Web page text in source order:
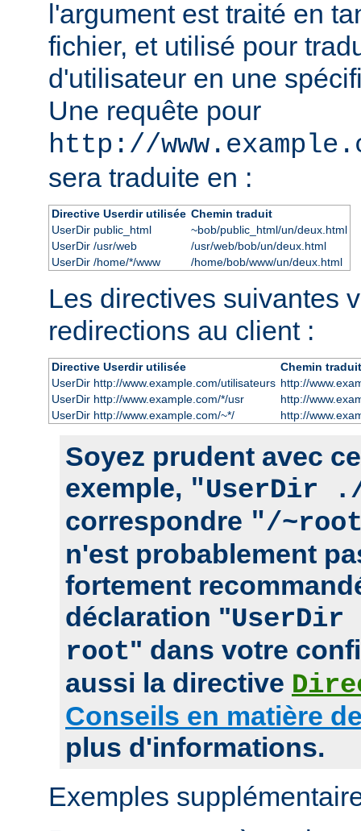
l'argument est traité en
fichier, et utilisé pour
d'utilisateur en une
Une requête pour
http://
sera traduite en :
Directive Userdir utilisée Chemin traduit
UserDir public_html
~bob/public_html/un/deux.html
UserDir /usr/web
/usr/web/bob/un/deux.html
UserDir /home/*/www
/home/bob/www/un/deux.html
Les directives suivantes
redirections au client :
Directive Userdir utilisée
Chemin traduit
UserDir http://www.example.com/utilisateurs http://
UserDir http://www.example.com/*/usr
http://
UserDir http://www.example.com/~*/
http://
Soyez prudent avec
exemple, "UserDir
correspondre "/
n'est probablement
fortement
déclaration "UserDir
root" dans votre
aussi la directive
Conseils en matière
plus d'informations.
Exemples